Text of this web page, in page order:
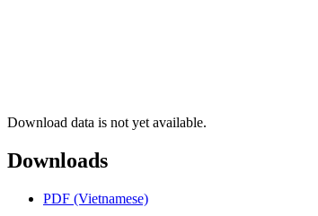
Download data is not yet available.
Downloads
PDF (Vietnamese)